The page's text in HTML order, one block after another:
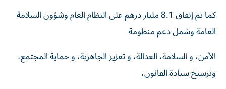
كما تم إنفاق 8.1 مليار درهم على النظام العام وشؤون السلامة
العامة وشمل دعم منظومة
الأمن، و السلامة، العدالة، و تعزيز الجاهزية، و حماية المجتمع،
وترسيخ سيادة القانون،